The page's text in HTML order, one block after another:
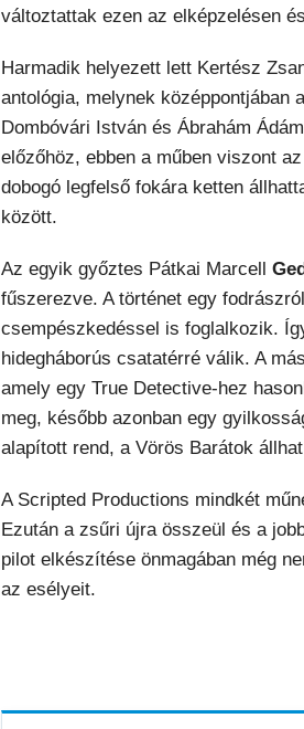
változtattak ezen az elképzelésen
Harmadik helyezett lett Kertész
antológia, melynek középpontjában
Dombóvári István és Ábrahám
előzőhöz, ebben a műben viszont
dobogó legfelső fokára ketten
között.
Az egyik győztes Pátkai Marcell
fűszerezve. A történet egy
csempészkedéssel is foglalkozik.
hidegháborús csatatérré válik. A
amely egy True Detective-hez
meg, később azonban egy
alapított rend, a Vörös Barátok
A Scripted Productions mindkét
Ezután a zsűri újra összeül és a
pilot elkészítése önmagában még
az esélyeit.